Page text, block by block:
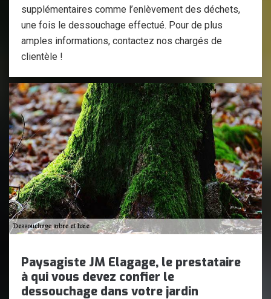
supplémentaires comme l’enlèvement des déchets,
une fois le dessouchage effectué. Pour de plus
amples informations, contactez nos chargés de
clientèle !
Paysagiste JM Elagage, le prestataire
à qui vous devez confier le
dessouchage dans votre jardin